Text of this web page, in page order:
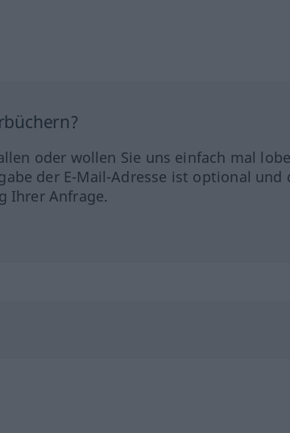
oder wollen Sie uns einfach mal
der E-Mail-Adresse ist optional und
Ihrer Anfrage.